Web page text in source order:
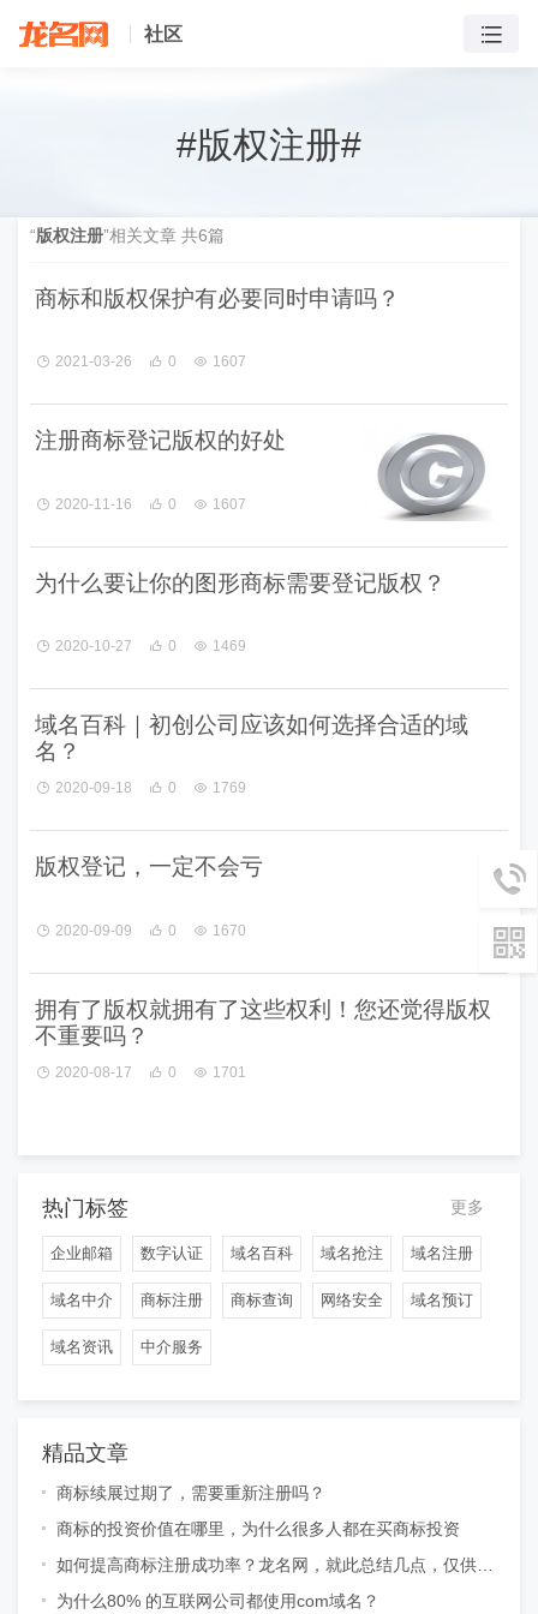
社区
#版权注册#
“版权注册”相关文章 共6篇
商标和版权保护有必要同时申请吗？
2021-03-26 0 1607
注册商标登记版权的好处
2020-11-16 0 1607
为什么要让你的图形商标需要登记版权？
2020-10-27 0 1469
域名百科｜初创公司应该如何选择合适的域
名？
2020-09-18 0 1769
版权登记，一定不会亏
2020-09-09 0 1670
拥有了版权就拥有了这些权利！您还觉得版权
不重要吗？
2020-08-17 0 1701
热门标签 更多
企业邮箱 数字认证 域名百科 域名抢注 域名注册
域名中介 商标注册 商标查询 网络安全 域名预订
域名资讯 中介服务
精品文章
商标续展过期了，需要重新注册吗？
商标的投资价值在哪里，为什么很多人都在买商标投资
如何提高商标注册成功率？龙名网，就此总结几点，仅供参
考
为什么80% 的互联网公司都使用com域名？